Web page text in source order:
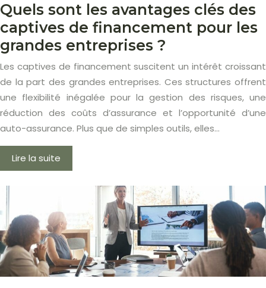
Quels sont les avantages clés des
captives de financement pour les
grandes entreprises ?
Les captives de financement suscitent un intérêt croissant
de la part des grandes entreprises. Ces structures offrent
une flexibilité inégalée pour la gestion des risques, une
réduction des coûts d’assurance et l’opportunité d’une
auto-assurance. Plus que de simples outils, elles…
Lire la suite